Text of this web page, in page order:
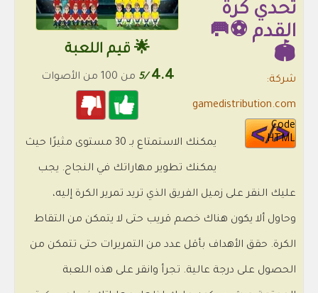
🌟 قيم اللعبة
4.4
/5 من 100 من الأصوات
تحدي كرة
القدم ⚽🥅
🏟
شركة:
gamedistribution.com
Code
HTML
يمكنك الاستمتاع بـ 30 مستوى مثيرًا حيث
يمكنك تطوير مهاراتك في النجاح. يجب
عليك النقر على زميل الفريق الذي تريد تمرير الكرة إليه،
وحاول ألا يكون هناك خصم قريب حتى لا يتمكن من التقاط
الكرة. حقق الأهداف بأقل عدد من التمريرات حتى تتمكن من
الحصول على درجة عالية. تجرأ وانقر على هذه اللعبة